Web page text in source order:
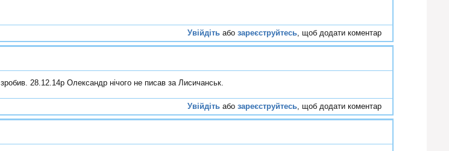
Увійдіть або зареєструйтесь , щоб додати коментар
28.12.14р Олександр нічого не писав за Лисичанськ.
Увійдіть або зареєструйтесь, щоб додати коментар